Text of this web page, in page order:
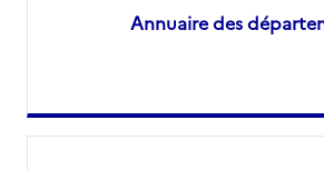
Annuaire des